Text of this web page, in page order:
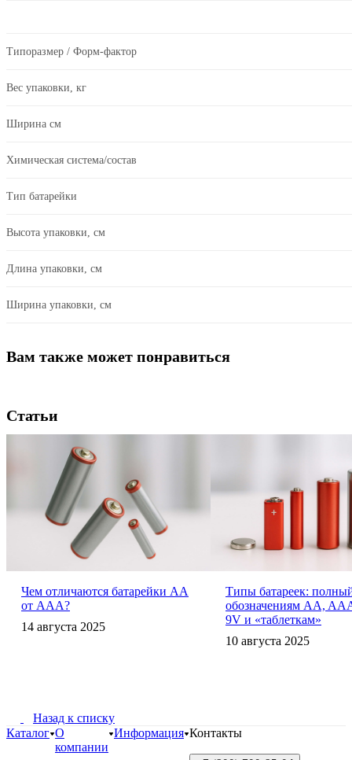
Типоразмер / Форм-фактор
Вес упаковки, кг
Ширина см
Химическая система/состав
Тип батарейки
Высота упаковки, см
Длина упаковки, см
Ширина упаковки, см
Вам также может понравиться
Статьи
Чем отличаются батарейки AA
от AAA?
14 августа 2025
Типы батареек:
обозначениям AA,
9V и «таблеткам»
10 августа 2025
Назад к списку
Каталог О
компании
Информация Контакты